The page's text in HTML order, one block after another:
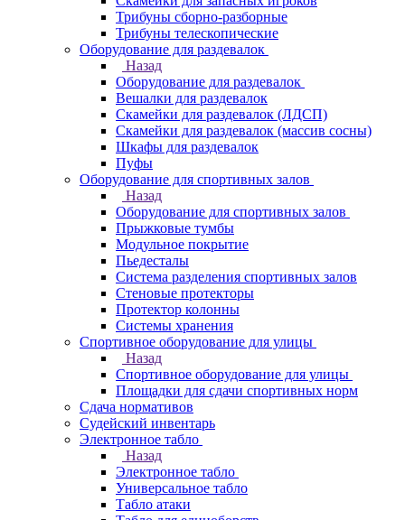
Трибуны сборно-разборные
Трибуны телескопические
Оборудование для раздевалок
Назад
Оборудование для раздевалок
Вешалки для раздевалок
Скамейки для раздевалок (ЛДСП)
Скамейки для раздевалок (массив сосны)
Шкафы для раздевалок
Пуфы
Оборудование для спортивных залов
Назад
Оборудование для спортивных залов
Прыжковые тумбы
Модульное покрытие
Пьедесталы
Система разделения спортивных залов
Стеновые протекторы
Протектор колонны
Системы хранения
Спортивное оборудование для улицы
Назад
Спортивное оборудование для улицы
Площадки для сдачи спортивных норм
Сдача нормативов
Судейский инвентарь
Электронное табло
Назад
Электронное табло
Универсальное табло
Табло атаки